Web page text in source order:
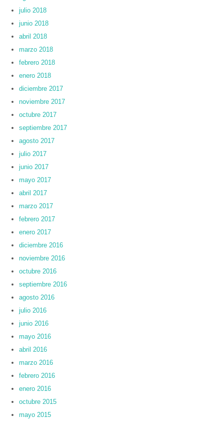
julio 2018
junio 2018
abril 2018
marzo 2018
febrero 2018
enero 2018
diciembre 2017
noviembre 2017
octubre 2017
septiembre 2017
agosto 2017
julio 2017
junio 2017
mayo 2017
abril 2017
marzo 2017
febrero 2017
enero 2017
diciembre 2016
noviembre 2016
octubre 2016
septiembre 2016
agosto 2016
julio 2016
junio 2016
mayo 2016
abril 2016
marzo 2016
febrero 2016
enero 2016
octubre 2015
mayo 2015